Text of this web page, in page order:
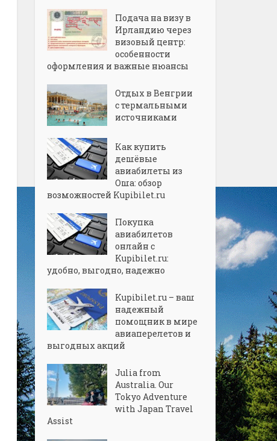
Подача на визу в
Ирландию через
визовый центр:
особенности
оформления и важные нюансы
Отдых в Венгрии
с термальными
источниками
Как купить
дешёвые
авиабилеты из
Оша: обзор
возможностей Kupibilet.ru
Покупка
авиабилетов
онлайн с
Kupibilet.ru:
удобно, выгодно, надежно
Kupibilet.ru – ваш
надежный
помощник в мире
авиаперелетов и
выгодных акций
Julia from
Australia. Our
Tokyo Adventure
with Japan Travel
Assist